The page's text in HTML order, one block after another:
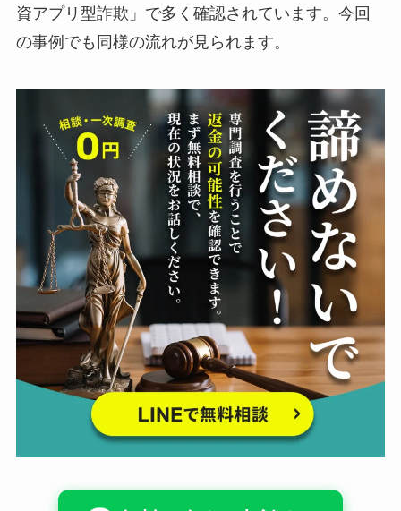
資アプリ型詐欺」で多く確認されています。今回
の事例でも同様の流れが見られます。